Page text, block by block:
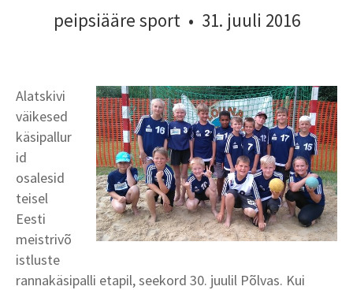
peipsiääre sport • 31. juuli 2016
Alatskivi
väikesed
käsipallur
id
osalesid
teisel
Eesti
meistrivõ
istluste
rannakäsipalli etapil, seekord 30. juulil Põlvas. Kui